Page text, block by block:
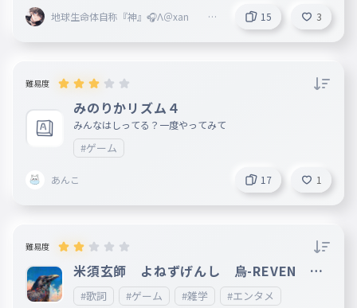
地球生命体自称『神』🎧Λ＠xan @
15 3
難易度
みのりかリズム４
みんなはしってる？一度やってみて
#ゲーム
あんこ 17 1
難易度
米須玄師 よねずげんし 烏-REVEN １
番だけ
#歌詞 #ゲーム #雑学 #エンタメ